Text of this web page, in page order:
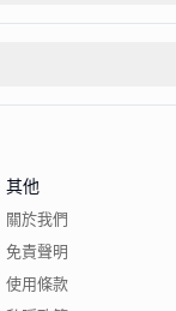
其他
關於我們
免責聲明
使用條款